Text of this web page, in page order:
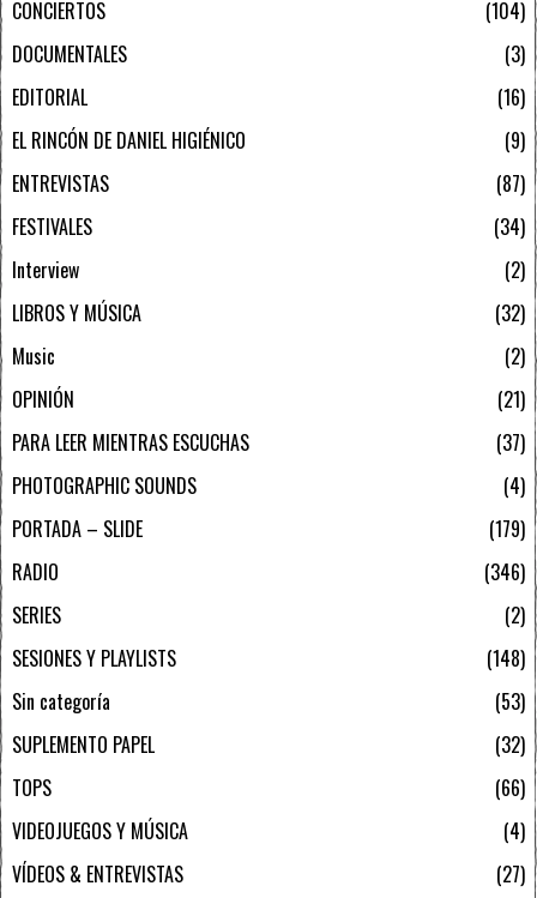
CONCIERTOS
104
DOCUMENTALES
3
EDITORIAL
16
EL RINCÓN DE DANIEL HIGIÉNICO
9
ENTREVISTAS
87
FESTIVALES
34
Interview
2
LIBROS Y MÚSICA
32
Music
2
OPINIÓN
21
PARA LEER MIENTRAS ESCUCHAS
37
PHOTOGRAPHIC SOUNDS
4
PORTADA – SLIDE
179
RADIO
346
SERIES
2
SESIONES Y PLAYLISTS
148
Sin categoría
53
SUPLEMENTO PAPEL
32
TOPS
66
VIDEOJUEGOS Y MÚSICA
4
VÍDEOS & ENTREVISTAS
27